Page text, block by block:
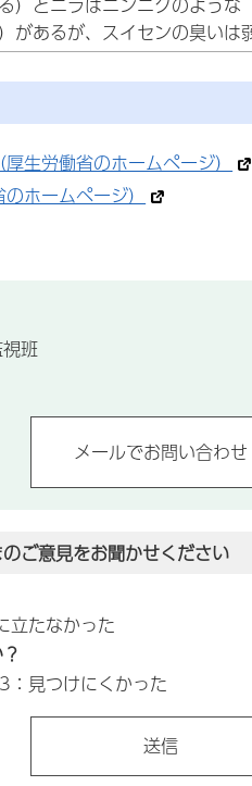
があるが、スイセンの臭いは
生労働省のホームページ）
ホームページ）
班
ご意見をお聞かせください
立たなかった
3：見つけにくかった